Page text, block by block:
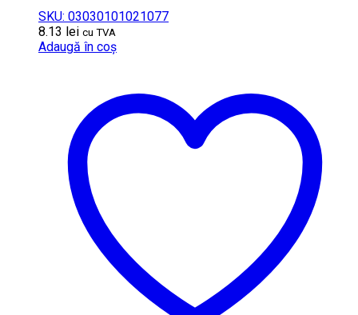
SKU: 03030101021077
8.13 lei cu TVA
Adaugă în coș